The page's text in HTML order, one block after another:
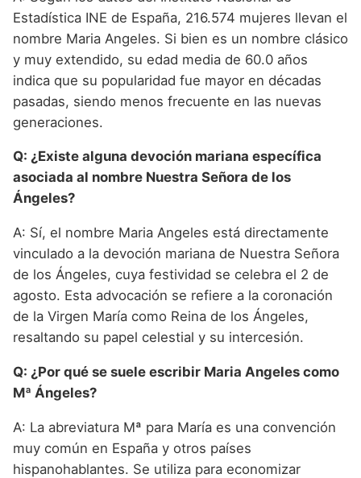
Estadística INE de España, 216.574 mujeres llevan el
nombre Maria Angeles. Si bien es un nombre clásico
y muy extendido, su edad media de 60.0 años
indica que su popularidad fue mayor en décadas
pasadas, siendo menos frecuente en las nuevas
generaciones.
Q: ¿Existe alguna devoción mariana específica
asociada al nombre Nuestra Señora de los
Ángeles?
A: Sí, el nombre Maria Angeles está directamente
vinculado a la devoción mariana de Nuestra Señora
de los Ángeles, cuya festividad se celebra el 2 de
agosto. Esta advocación se refiere a la coronación
de la Virgen María como Reina de los Ángeles,
resaltando su papel celestial y su intercesión.
Q: ¿Por qué se suele escribir Maria Angeles como
Mª Ángeles?
A: La abreviatura Mª para María es una convención
muy común en España y otros países
hispanohablantes. Se utiliza para economizar